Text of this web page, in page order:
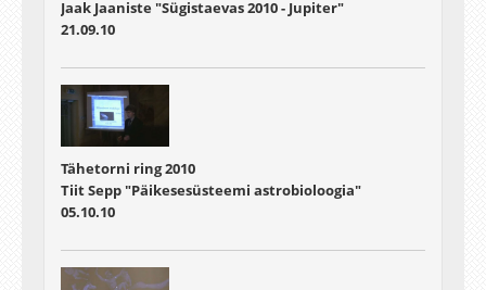
Jaak Jaaniste "Sügistaevas 2010 - Jupiter"
21.09.10
Tähetorni ring 2010
Tiit Sepp "Päikesesüsteemi astrobioloogia"
05.10.10